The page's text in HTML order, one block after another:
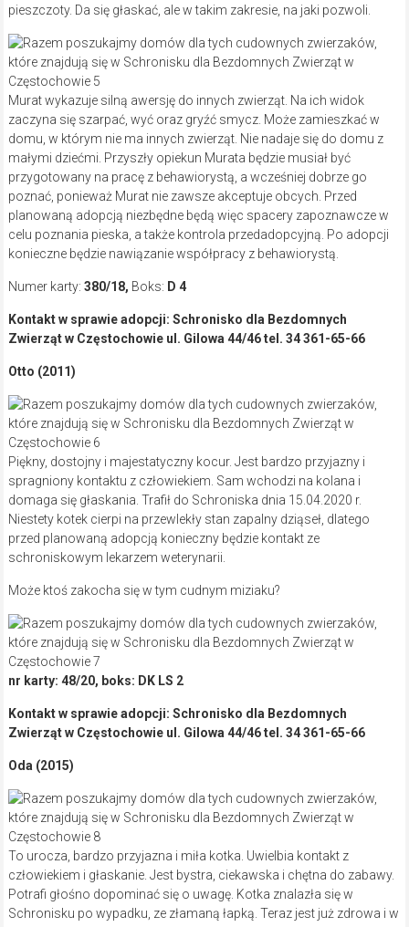
pieszczoty. Da się głaskać, ale w takim zakresie, na jaki pozwoli.
Murat wykazuje silną awersję do innych zwierząt. Na ich widok
zaczyna się szarpać, wyć oraz gryźć smycz. Może zamieszkać w
domu, w którym nie ma innych zwierząt. Nie nadaje się do domu z
małymi dziećmi. Przyszły opiekun Murata będzie musiał być
przygotowany na pracę z behawiorystą, a wcześniej dobrze go
poznać, ponieważ Murat nie zawsze akceptuje obcych. Przed
planowaną adopcją niezbędne będą więc spacery zapoznawcze w
celu poznania pieska, a także kontrola przedadopcyjną. Po adopcji
konieczne będzie nawiązanie współpracy z behawiorystą.
Numer karty: 380/18, Boks: D 4
Kontakt w sprawie adopcji: Schronisko dla Bezdomnych
Zwierząt w Częstochowie ul. Gilowa 44/46 tel. 34 361-65-66
Otto (2011)
Piękny, dostojny i majestatyczny kocur. Jest bardzo przyjazny i
spragniony kontaktu z człowiekiem. Sam wchodzi na kolana i
domaga się głaskania. Trafił do Schroniska dnia 15.04.2020 r.
Niestety kotek cierpi na przewlekły stan zapalny dziąseł, dlatego
przed planowaną adopcją konieczny będzie kontakt ze
schroniskowym lekarzem weterynarii.
Może ktoś zakocha się w tym cudnym miziaku?
nr karty: 48/20, boks: DK LS 2
Kontakt w sprawie adopcji: Schronisko dla Bezdomnych
Zwierząt w Częstochowie ul. Gilowa 44/46 tel. 34 361-65-66
Oda (2015)
To urocza, bardzo przyjazna i miła kotka. Uwielbia kontakt z
człowiekiem i głaskanie. Jest bystra, ciekawska i chętna do zabawy.
Potrafi głośno dopominać się o uwagę. Kotka znalazła się w
Schronisku po wypadku, ze złamaną łapką. Teraz jest już zdrowa i w